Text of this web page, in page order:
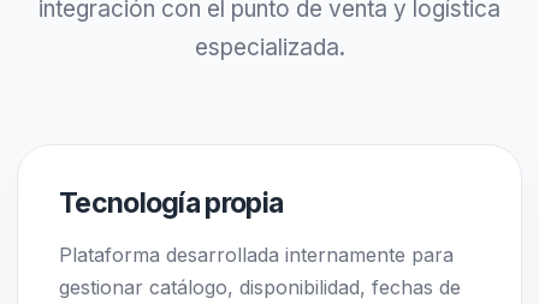
integración con el punto de venta y logística
especializada.
Tecnología propia
Plataforma desarrollada internamente para
gestionar catálogo, disponibilidad, fechas de